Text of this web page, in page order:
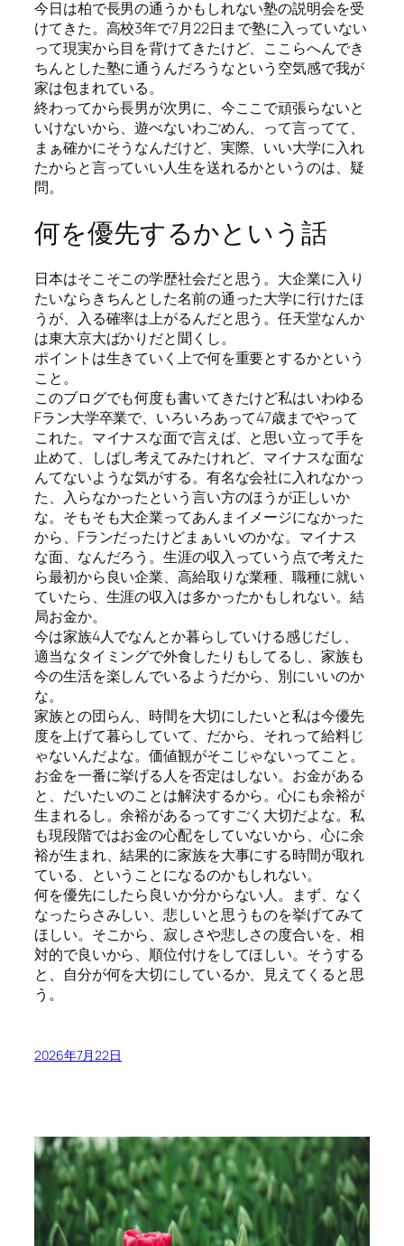
今日は柏で長男の通うかもしれない塾の説明会を受
けてきた。高校3年で7月22日まで塾に入っていない
って現実から目を背けてきたけど、ここらへんでき
ちんとした塾に通うんだろうなという空気感で我が
家は包まれている。
終わってから長男が次男に、今ここで頑張らないと
いけないから、遊べないわごめん、って言ってて、
まぁ確かにそうなんだけど、実際、いい大学に入れ
たからと言っていい人生を送れるかというのは、疑
問。
何を優先するかという話
日本はそこそこの学歴社会だと思う。大企業に入り
たいならきちんとした名前の通った大学に行けたほ
うが、入る確率は上がるんだと思う。任天堂なんか
は東大京大ばかりだと聞くし。
ポイントは生きていく上で何を重要とするかという
こと。
このブログでも何度も書いてきたけど私はいわゆる
Fラン大学卒業で、いろいろあって47歳までやって
これた。マイナスな面で言えば、と思い立って手を
止めて、しばし考えてみたけれど、マイナスな面な
んてないような気がする。有名な会社に入れなかっ
た、入らなかったという言い方のほうが正しいか
な。そもそも大企業ってあんまイメージになかった
から、Fランだったけどまぁいいのかな。マイナス
な面、なんだろう。生涯の収入っていう点で考えた
ら最初から良い企業、高給取りな業種、職種に就い
ていたら、生涯の収入は多かったかもしれない。結
局お金か。
今は家族4人でなんとか暮らしていける感じだし、
適当なタイミングで外食したりもしてるし、家族も
今の生活を楽しんでいるようだから、別にいいのか
な。
家族との団らん、時間を大切にしたいと私は今優先
度を上げて暮らしていて、だから、それって給料じ
ゃないんだよな。価値観がそこじゃないってこと。
お金を一番に挙げる人を否定はしない。お金がある
と、だいたいのことは解決するから。心にも余裕が
生まれるし。余裕があるってすごく大切だよな。私
も現段階ではお金の心配をしていないから、心に余
裕が生まれ、結果的に家族を大事にする時間が取れ
ている、ということになるのかもしれない。
何を優先にしたら良いか分からない人。まず、なく
なったらさみしい、悲しいと思うものを挙げてみて
ほしい。そこから、寂しさや悲しさの度合いを、相
対的で良いから、順位付けをしてほしい。そうする
と、自分が何を大切にしているか、見えてくると思
う。
2026年7月22日